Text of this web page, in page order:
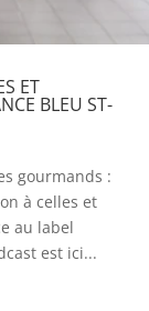
ET
BLEU ST-
gourmands :
à celles et
au label
est ici...